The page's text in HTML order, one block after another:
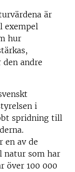
är
exempel
hur
andre
i
spridning till
en av de
natur som har
över 100 000